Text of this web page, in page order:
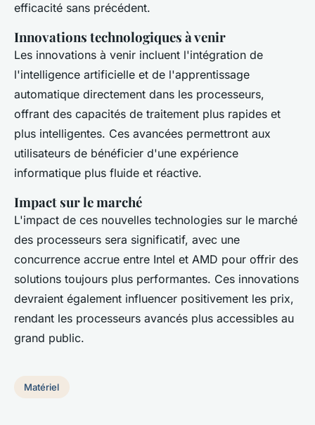
efficacité sans précédent.
Innovations technologiques à venir
Les innovations à venir incluent l'intégration de
l'intelligence artificielle et de l'apprentissage
automatique directement dans les processeurs,
offrant des capacités de traitement plus rapides et
plus intelligentes. Ces avancées permettront aux
utilisateurs de bénéficier d'une expérience
informatique plus fluide et réactive.
Impact sur le marché
L'impact de ces nouvelles technologies sur le marché
des processeurs sera significatif, avec une
concurrence accrue entre Intel et AMD pour offrir des
solutions toujours plus performantes. Ces innovations
devraient également influencer positivement les prix,
rendant les processeurs avancés plus accessibles au
grand public.
Matériel